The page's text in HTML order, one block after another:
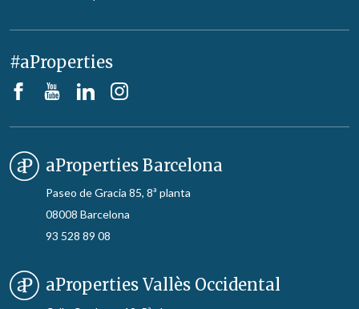
#aProperties
aProperties Barcelona
Paseo de Gracia 85, 8ª planta
08008 Barcelona
93 528 89 08
aProperties Vallès Occidental